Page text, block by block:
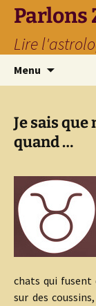
Parlons
Lire
Menu
Je sais
quand …
chats qui fusent
sur des